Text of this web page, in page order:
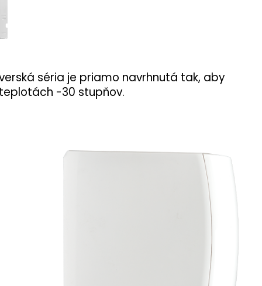
séria je priamo navrhnutá tak, aby
-30 stupňov.